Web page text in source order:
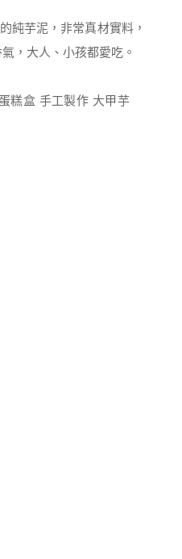
純芋泥，非常真材實料，
，大人、小孩都愛吃。